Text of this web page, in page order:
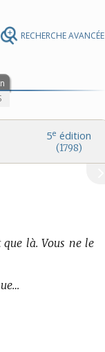
RECHERCHE AVANCÉE
5e édition
(1798)
que là. Vous ne le